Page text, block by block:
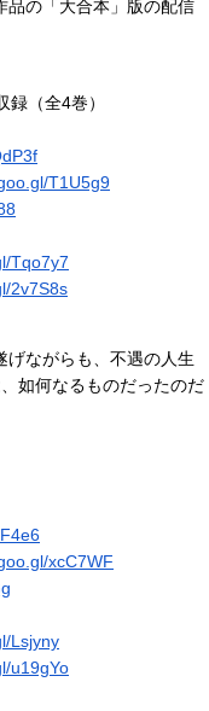
品の「大合本」版の配信
（全4巻）
T1U5g9
Tqo7y7
2v7S8s
げながらも、不遇の人生
如何なるものだったのだ
xcC7WF
Lsjyny
u19gYo